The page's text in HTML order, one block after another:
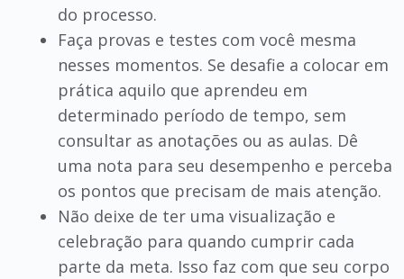
do processo.
Faça provas e testes com você mesma
nesses momentos. Se desafie a colocar em
prática aquilo que aprendeu em
determinado período de tempo, sem
consultar as anotações ou as aulas. Dê
uma nota para seu desempenho e perceba
os pontos que precisam de mais atenção.
Não deixe de ter uma visualização e
celebração para quando cumprir cada
parte da meta. Isso faz com que seu corpo